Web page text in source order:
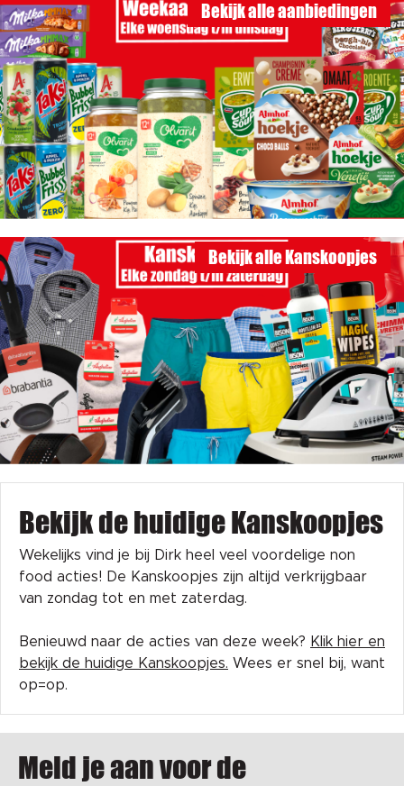
Bekijk alle aanbiedingen
Bekijk alle Kanskoopjes
Bekijk de huidige Kanskoopjes
Wekelijks vind je bij Dirk heel veel voordelige non
food acties! De Kanskoopjes zijn altijd verkrijgbaar
van zondag tot en met zaterdag.
Benieuwd naar de acties van deze week? Klik hier en
bekijk de huidige Kanskoopjes. Wees er snel bij, want
op=op.
Meld je aan voor de